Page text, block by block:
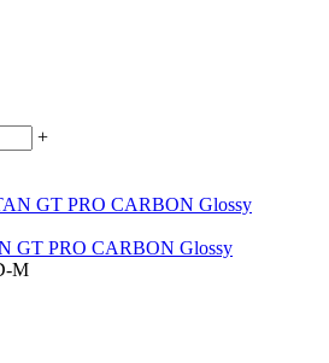
+
GT PRO CARBON Glossy
M